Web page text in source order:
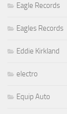
Eagle Records
Eagles Records
Eddie Kirkland
electro
Equip Auto